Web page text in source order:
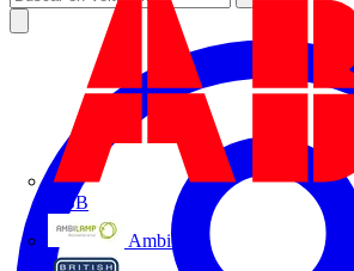
ABB
Ambilamp